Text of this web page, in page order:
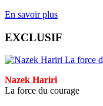
En savoir plus
EXCLUSIF
Nazek Hariri
La force du courage